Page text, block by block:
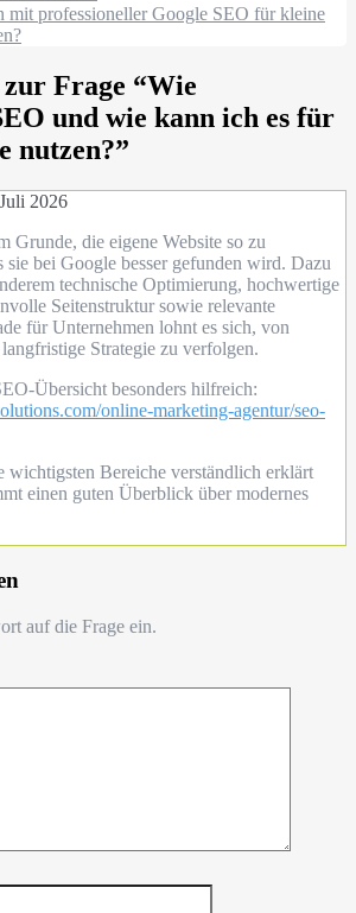
mit professioneller Google SEO für kleine
Frage “Wie
und wie kann ich es für
nutzen?”
2026
Grunde, die eigene Website so zu
sie bei Google besser gefunden wird. Dazu
technische Optimierung, hochwertige
Seitenstruktur sowie relevante
für Unternehmen lohnt es sich, von
Strategie zu verfolgen.
Übersicht besonders hilfreich:
online-marketing-agentur/seo-
wichtigsten Bereiche verständlich erklärt
einen guten Überblick über modernes
auf die Frage ein.